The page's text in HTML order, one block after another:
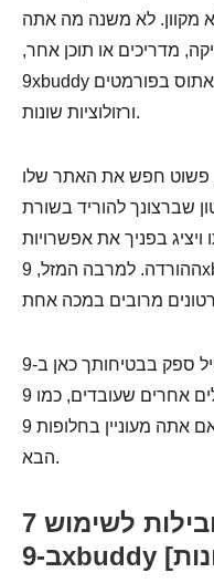
מקוון. לא משנה מה אתה
מדריכים או תוכן אחר,
9xbuddy נמצא שם כדי לעזור לשמור סרטוני אתוס בפורמטים
ורזולוציות שונות.
פשוט חפש את האתר שלו
שברצונך להוריד בשורת
בפניך את אפשרויות
ההורדה. למרבה המזל, 9xbuddy מכסה הורדה בכמות גדולה,
האם אתה מטיל ספק בבטיחותך כאן ב-9xbuddy? האם יש
כלים אחרים שעובדים, כמו 9xbuddy, להורדת סרטונים
מקוונים? אם אתה מעוניין בחלופות 9xbuddy, המשך לסעיף
הבא.
7 האלטרנטיבות המובילות לשימוש